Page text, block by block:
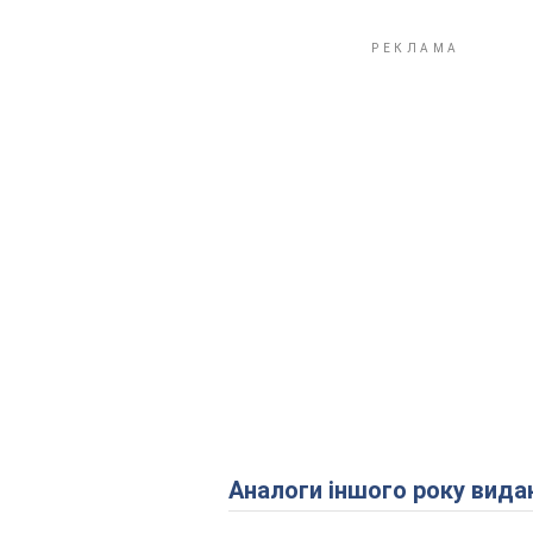
Аналоги іншого року